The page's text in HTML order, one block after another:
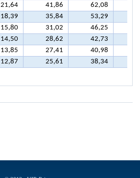
21,64 41,86 62,08
18,39 35,84 53,29
15,80 31,02 46,25
14,50 28,62 42,73
13,85 27,41 40,98
12,87 25,61 38,34